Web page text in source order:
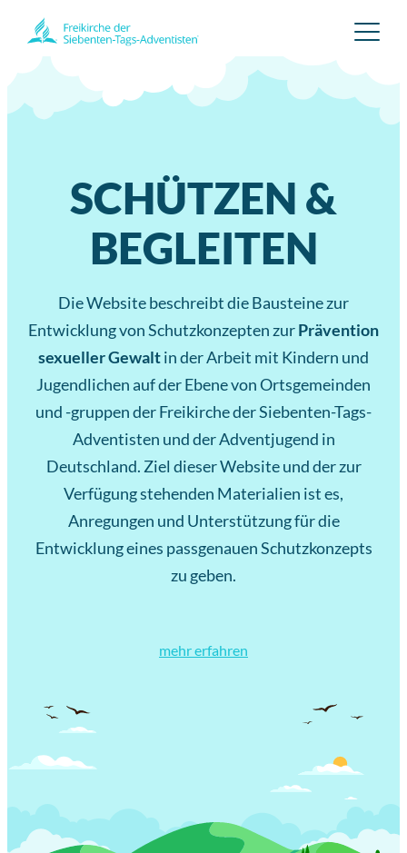
Zum
Inhalt
springen
SCHÜTZEN &
BEGLEITEN
Die Website beschreibt die Bausteine zur
Entwicklung von Schutzkonzepten zurPrävention
sexueller Gewaltin der Arbeit mit Kindern und
Jugendlichen auf der Ebene von Ortsgemeinden
und -gruppen der Freikirche der Siebenten-Tags-
Adventisten und der Adventjugend in
Deutschland. Ziel dieser Website und der zur
Verfügung stehenden Materialien ist es,
Anregungen und Unterstützung für die
Entwicklung eines passgenauen Schutzkonzepts
zu geben.
mehr erfahren